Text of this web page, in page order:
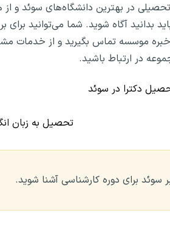
در بهترین دانشگاه‌های سوئد و از
بدانید آگاه شوید. شما می‌توانید
موسسه تماس بگیرید و از خدمات
در ارتباط باشید.
دکترا در سوئد
تحصیل به زبان
سوئد برای دوره کارشناسی آشنا شوید.